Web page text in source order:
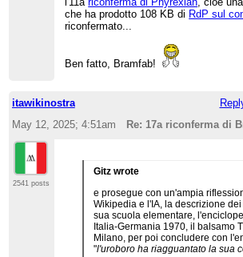
che ha prodotto 108 KB di RdP sul
riconfermato...
Ben fatto, Bramfab!
itawikinostra
May 12, 2025; 4:51am
Re: 17a riconferma di
2541 posts
Gitz wrote
e prosegue con un'ampia
Wikipedia e l'IA, la descrizione
sua scuola elementare,
Italia-Germania 1970, il balsamo
Milano, per poi concludere con
"l'uroboro ha riagguantato la sua